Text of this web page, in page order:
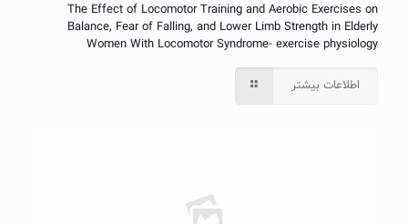
The Effect of Locomotor Training and Aerobic Exercises on
Balance, Fear of Falling, and Lower Limb Strength in Elderly
Women With Locomotor Syndrome- exercise physiology
اطلاعات بیشتر